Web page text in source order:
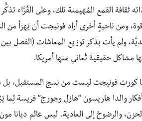
ثقافة القمع المُهيمنة تلك، وعلى القُرَّاء
ومن ناحيةٍ أخرى أراد فونيجت أن يَهزأ من
ولم يأت بذكر توزيع المعاشات (الفصل بين
مشاكل حقيقية تُعاني منها أمريكا.
كورت فونيجت ليست من نسج المستقبل،
والدا هاريسون “هازل وجورج” فريسة لِما
والرضوخ إلى العادية. ليس عالم ديانا